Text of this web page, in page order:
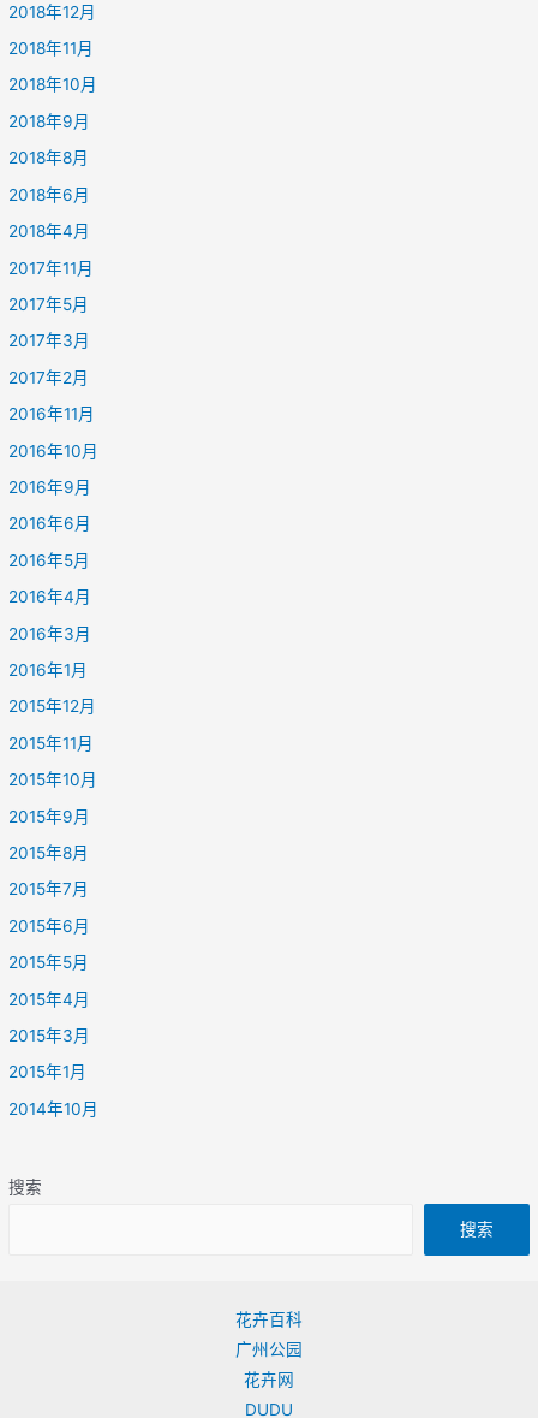
2018年12月
2018年11月
2018年10月
2018年9月
2018年8月
2018年6月
2018年4月
2017年11月
2017年5月
2017年3月
2017年2月
2016年11月
2016年10月
2016年9月
2016年6月
2016年5月
2016年4月
2016年3月
2016年1月
2015年12月
2015年11月
2015年10月
2015年9月
2015年8月
2015年7月
2015年6月
2015年5月
2015年4月
2015年3月
2015年1月
2014年10月
搜索
搜索
花卉百科
广州公园
花卉网
DUDU